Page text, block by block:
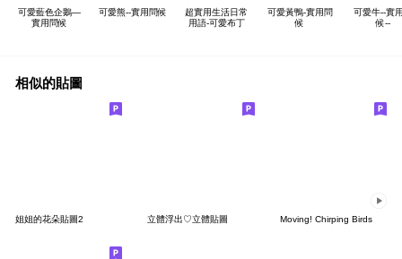
可愛藍色企鵝—
實用問候
可愛熊--實用問候
超實用生活日常
用語-可愛布丁
可愛黃鴨-實用問
候
可愛牛--實
候--
相似的貼圖
姐姐的花朵貼圖2 立體浮出♡立體貼圖 Moving! Chirping Birds